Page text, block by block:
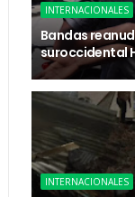
INTERNACIONALES
Bandas
suroccidental
INTERNACIONALES